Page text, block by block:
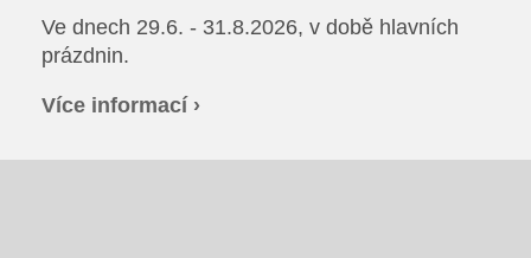
Ve dnech 29.6. - 31.8.2026, v době hlavních
prázdnin.
Více informací ›